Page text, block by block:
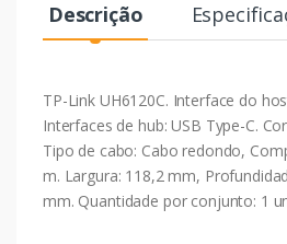
Descrição
TP-Link UH6120C. Interface do
Interfaces de hub: USB Type-C.
Tipo de cabo: Cabo redondo,
m. Largura: 118,2 mm,
mm. Quantidade por conjunto: 1